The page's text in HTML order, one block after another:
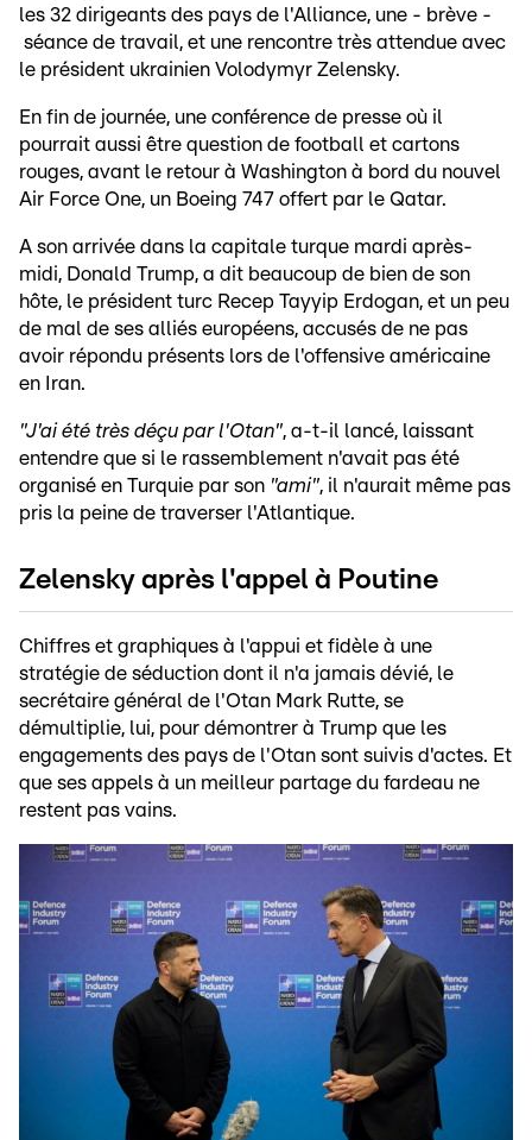
les 32 dirigeants des pays de l'Alliance, une - brève -
séance de travail, et une rencontre très attendue avec
le président ukrainien Volodymyr Zelensky.
En fin de journée, une conférence de presse où il
pourrait aussi être question de football et cartons
rouges, avant le retour à Washington à bord du nouvel
Air Force One, un Boeing 747 offert par le Qatar.
A son arrivée dans la capitale turque mardi après-
midi, Donald Trump, a dit beaucoup de bien de son
hôte, le président turc Recep Tayyip Erdogan, et un peu
de mal de ses alliés européens, accusés de ne pas
avoir répondu présents lors de l'offensive américaine
en Iran.
"J'ai été très déçu par l'Otan", a-t-il lancé, laissant
entendre que si le rassemblement n'avait pas été
organisé en Turquie par son "ami", il n'aurait même pas
pris la peine de traverser l'Atlantique.
Zelensky après l'appel à Poutine
Chiffres et graphiques à l'appui et fidèle à une
stratégie de séduction dont il n'a jamais dévié, le
secrétaire général de l'Otan Mark Rutte, se
démultiplie, lui, pour démontrer à Trump que les
engagements des pays de l'Otan sont suivis d'actes. Et
que ses appels à un meilleur partage du fardeau ne
restent pas vains.